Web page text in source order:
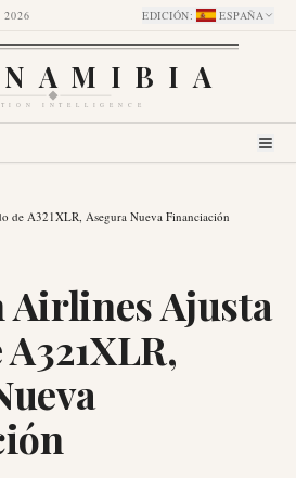
EDICIÓN: ESPAÑA
INTELLIGENCE
de A321XLR, Asegura Nueva Financiación
Airlines Ajusta